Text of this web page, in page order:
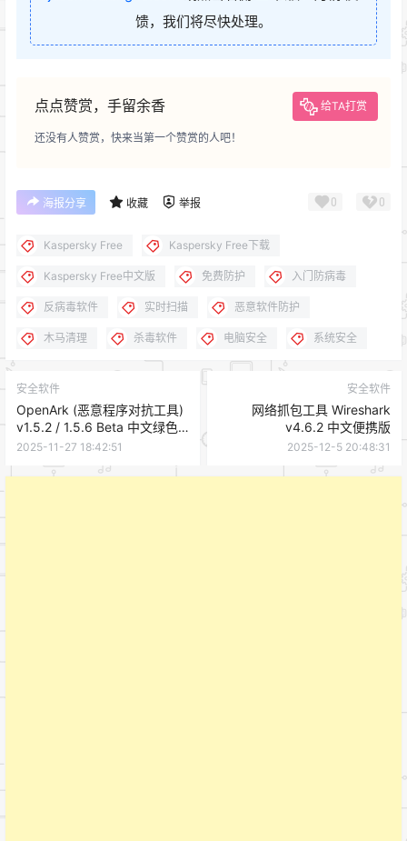
馈，我们将尽快处理。
点点赞赏，手留余香 给TA打赏
还没有人赞赏，快来当第一个赞赏的人吧！
海报分享 收藏 举报 0 0
Kaspersky Free Kaspersky Free下载
Kaspersky Free中文版 免费防护 入门防病毒
反病毒软件 实时扫描 恶意软件防护
木马清理 杀毒软件 电脑安全 系统安全
安全软件
OpenArk (恶意程序对抗工具)
v1.5.2 / 1.5.6 Beta 中文绿色
版
2025-11-27 18:42:51
安全软件
网络抓包工具 Wireshark
v4.6.2 中文便携版
2025-12-5 20:48:31